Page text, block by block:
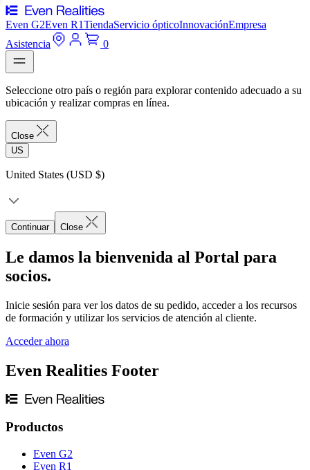
Even G2Even R1TiendaServicio ópticoInnovaciónEmpresa
Asistencia
0
Seleccione otro país o región para explorar contenido adecuado a su
ubicación y realizar compras en línea.
Close
US
United States (USD $)
Continuar Close
Le damos la bienvenida al Portal para
socios.
Inicie sesión para ver los datos de su pedido, acceder a los recursos
de formación y utilizar los servicios de atención al cliente.
Acceder ahora
Even Realities Footer
Productos
Even G2
Even R1